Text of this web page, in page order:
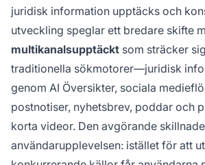
juridisk information upptäcks och
utveckling speglar ett bredare skifte
multikanalsupptäckt som sträcker
traditionella sökmotorer—juridisk
genom AI Översikter, sociala
postnotiser, nyhetsbrev, poddar och
korta videor. Den avgörande
användarupplevelsen: istället för att